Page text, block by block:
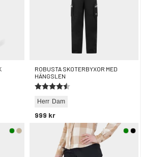
ROBUSTA SKOTERBYXOR MED
HÄNGSLEN
Dam
Herr
999 kr
Betyg:
4.5 utav 5 stjärnor